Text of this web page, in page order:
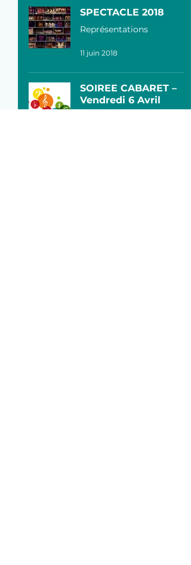
SPECTACLE 2018
Représentations
11 juin 2018
SOIREE CABARET –
Vendredi 6 Avril